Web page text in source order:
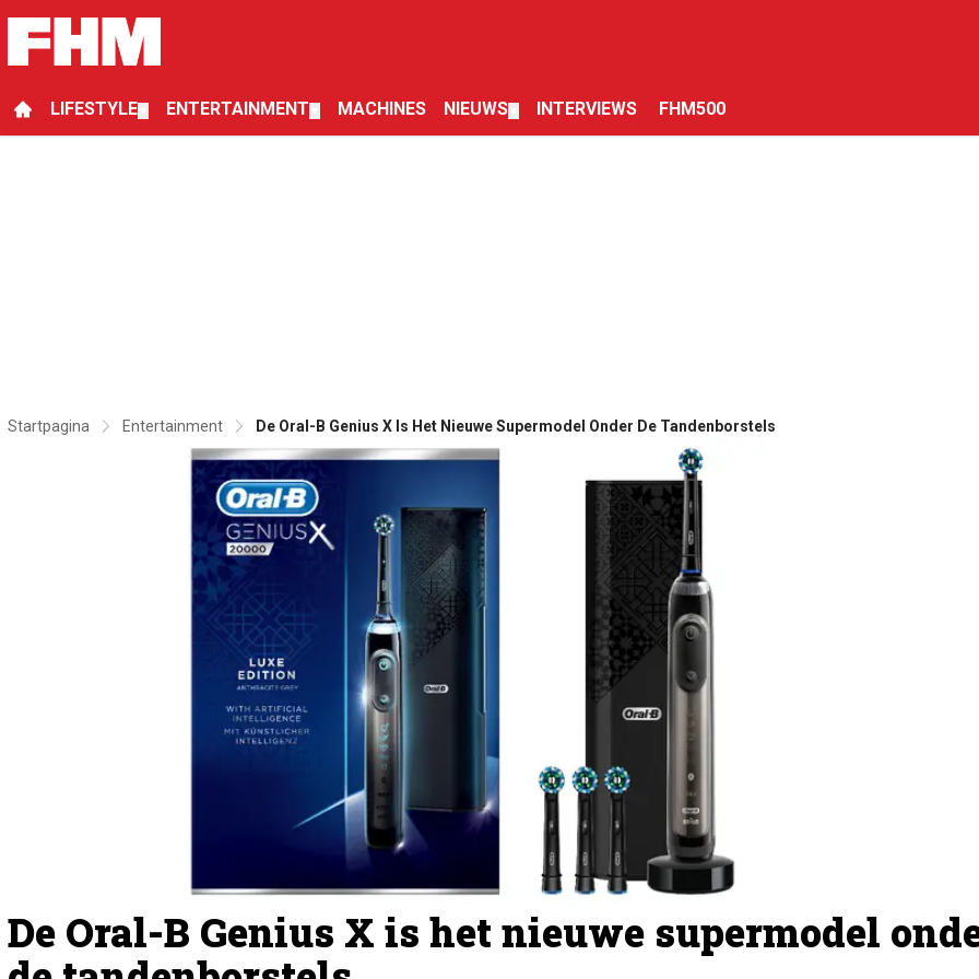
LIFESTYLE ENTERTAINMENT MACHINES NIEUWS INTERVIEWS FHM500
Startpagina Entertainment De Oral-B Genius X Is Het Nieuwe Supermodel Onder De Tandenborstels
De Oral-B Genius X is het nieuwe supermodel